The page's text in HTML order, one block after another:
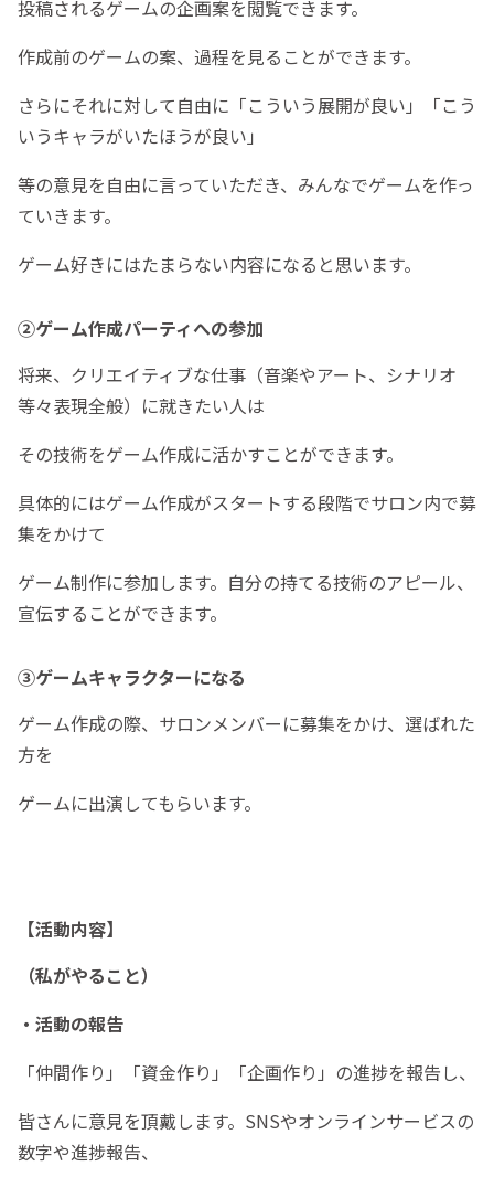
投稿されるゲームの企画案を閲覧できます。
作成前のゲームの案、過程を見ることができます。
さらにそれに対して自由に「こういう展開が良い」「こう
いうキャラがいたほうが良い」
等の意見を自由に言っていただき、みんなでゲームを作っ
ていきます。
ゲーム好きにはたまらない内容になると思います。
②ゲーム作成パーティへの参加
将来、クリエイティブな仕事（音楽やアート、シナリオ
等々表現全般）に就きたい人は
その技術をゲーム作成に活かすことができます。
具体的にはゲーム作成がスタートする段階でサロン内で募
集をかけて
ゲーム制作に参加します。自分の持てる技術のアピール、
宣伝することができます。
③ゲームキャラクターになる
ゲーム作成の際、サロンメンバーに募集をかけ、選ばれた
方を
ゲームに出演してもらいます。
【活動内容】
（私がやること）
・活動の報告
「仲間作り」「資金作り」「企画作り」の進捗を報告し、
皆さんに意見を頂戴します。SNSやオンラインサービスの
数字や進捗報告、